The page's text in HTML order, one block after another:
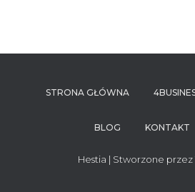
STRONA GŁÓWNA
BLOG KONTAKT
Hestia | Stworzone przez